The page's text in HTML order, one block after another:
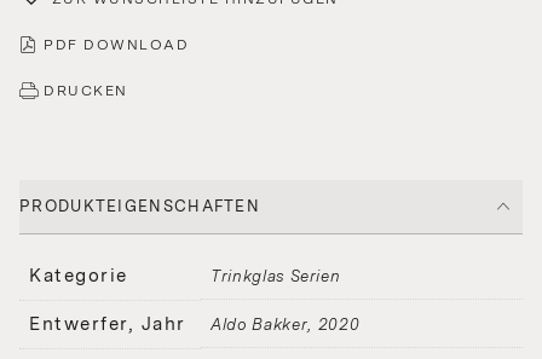
PDF DOWNLOAD
DRUCKEN
PRODUKTEIGENSCHAFTEN
Kategorie Trinkglas Serien
Entwerfer, Jahr Aldo Bakker 2020